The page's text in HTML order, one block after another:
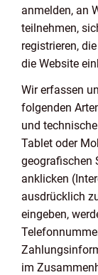
anmelden, an
teilnehmen,
registrieren,
die Website
Wir erfassen
folgenden
und
Tablet oder
geografischen
anklicken
ausdrücklich
eingeben,
im